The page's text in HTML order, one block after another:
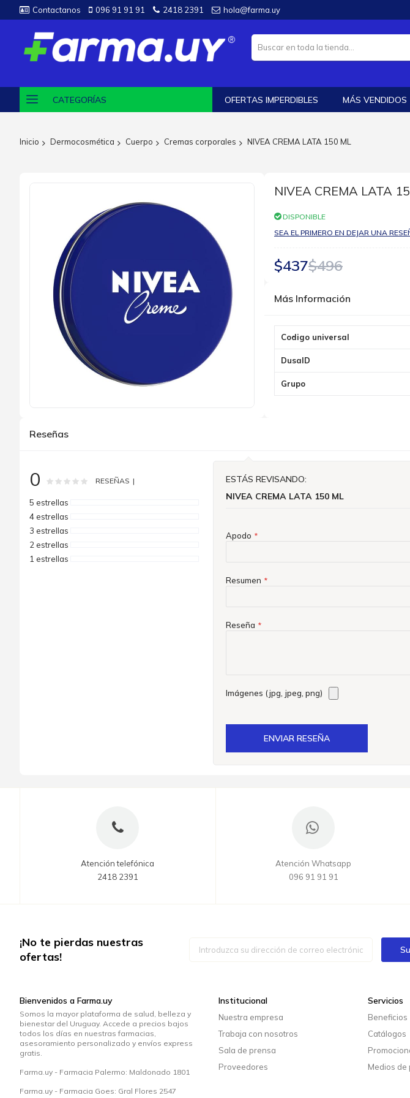
Contactanos 096 91 91 91 2418 2391 hola@farma.uy
CATEGORÍAS OFERTAS IMPERDIBLES MÁS VENDIDOS
Inicio Dermocosmética Cuerpo Cremas corporales NIVEA CREMA LATA 150 ML
imágenes
comienzo
de
imágenes
NIVEA CREMA LATA
DISPONIBLE
SEA EL PRIMERO EN DEJAR UNA
$437$496
Más Información
Información
Codigo universal
DusaID
Grupo
Reseñas
0 Rating: % of100
RESEÑAS
5 estrellas
4 estrellas
3 estrellas
2 estrellas
1 estrellas
ESTÁS REVISANDO:
NIVEA CREMA LATA 150 ML
Apodo
Resumen
Reseña
Imágenes (jpg, jpeg, png)
ENVIAR RESEÑA
Atención telefónica
2418 2391
Atención Whatsapp
096 91 91 91
¡No te pierdas nuestras
ofertas!
Bienvenidos a Farma.uy
Somos la mayor plataforma de salud, belleza y
bienestar del Uruguay. Accede a precios bajos
todos los días en nuestras farmacias,
asesoramiento personalizado y envíos express
gratis.
Farma.uy - Farmacia Palermo: Maldonado 1801
Farma.uy - Farmacia Goes: Gral Flores 2547
Institucional
Nuestra empresa
Trabaja con nosotros
Sala de prensa
Proveedores
Servicios
Beneficios
Catálogos
Medios de